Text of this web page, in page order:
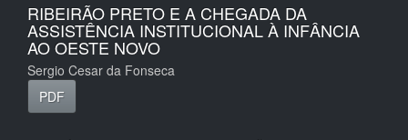
RIBEIRÃO PRETO E A CHEGADA DA
ASSISTÊNCIA INSTITUCIONAL À INFÂNCIA
AO OESTE NOVO
Sergio Cesar da Fonseca
PDF